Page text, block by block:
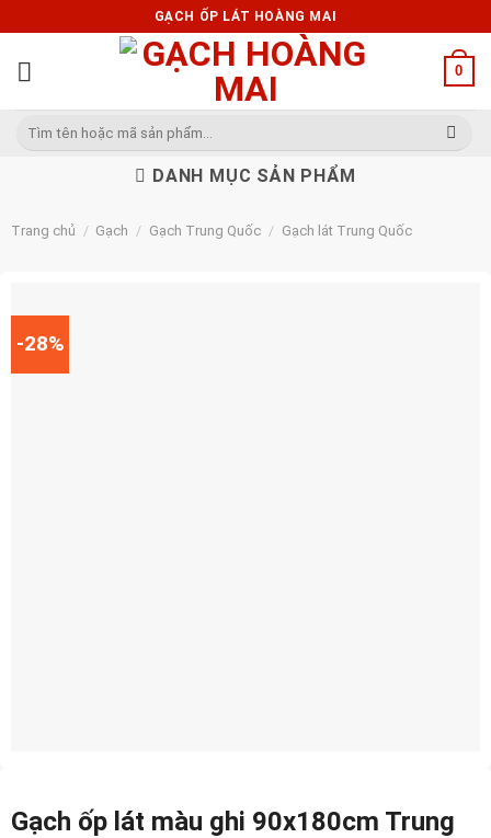
to
content
GẠCH ỐP LÁT HOÀNG MAI
0
Tìm
DANH MỤC SẢN PHẨM
Trang chủ / Gạch / Gạch Trung Quốc / Gạch lát Trung Quốc
-28%
Gạch ốp lát màu ghi 90x180cm Trung